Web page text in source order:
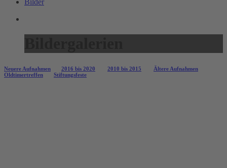
Bilder
Neuere Aufnahmen 2016 bis 2020 2010 bis 2015
Ältere Aufnahmen
Oldtimertreffen
Stiftungsfeste